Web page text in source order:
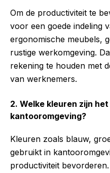
Om de productiviteit te
voor een goede indeling
ergonomische meubels,
rustige werkomgeving.
rekening te houden met
van werknemers.
2. Welke kleuren zijn
kantooromgeving?
Kleuren zoals blauw,
gebruikt in
productiviteit